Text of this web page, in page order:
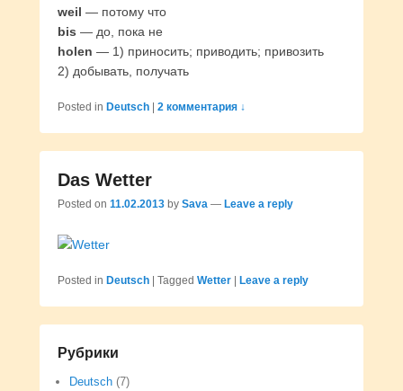
weil — потому что
bis — до, пока не
holen — 1) приносить; приводить; привозить
2) добывать, получать
Posted in Deutsch | 2 комментария ↓
Das Wetter
Posted on 11.02.2013 by Sava — Leave a reply
Posted in Deutsch Tagged Wetter Leave a reply
Рубрики
Deutsch (7)